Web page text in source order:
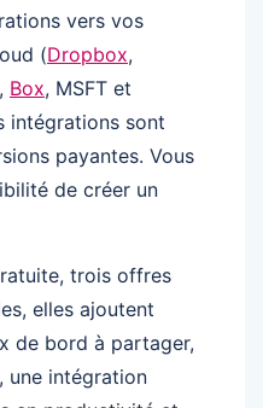
vers vos
(Dropbox,
, Box, MSFT et
intégrations sont
payantes. Vous
de créer un
trois offres
elles ajoutent
de bord à partager,
une intégration